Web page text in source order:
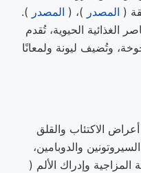
( المصدر )، ( المصدر ).
الغذائية الحيوية، تُقدم
وتُضيف ليونة ولمعانًا
الاكتئاب والقلق
والدوبامين،
وإدراك الألم (